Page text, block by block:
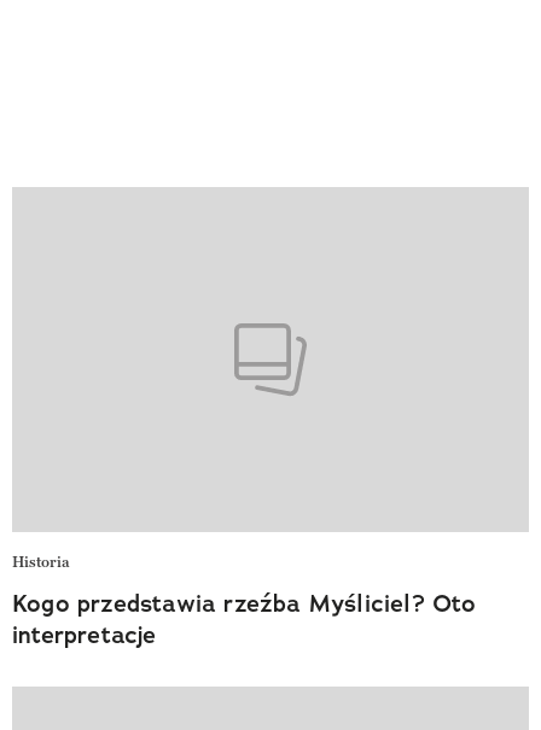
Historia
Kogo przedstawia rzeźba Myśliciel? Oto
interpretacje